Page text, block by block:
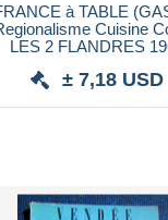
à TABLE
Cuisine
LES 2 FLANDRES
± 7,18 USD